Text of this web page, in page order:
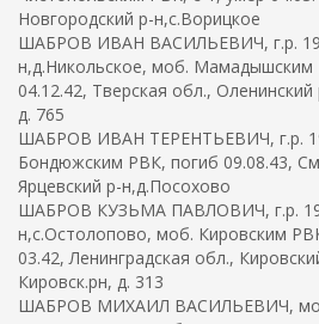
Новгородский р-н,с.Ворицкое
ШАБРОВ ИВАН ВАСИЛЬЕВИЧ, г.р.
н,д.Никольское, моб. Мамадышским
04.12.42, Тверская обл.,
д. 765
ШАБРОВ ИВАН ТЕРЕНТЬЕВИЧ, г.р.
Бондюжским РВК, погиб 09.08.43,
Ярцевский р-н,д.Посохово
ШАБРОВ КУЗЬМА ПАВЛОВИЧ, г.р.
н,с.Остолопово, моб. Кировским
03.42, Ленинградская обл.,
Кировск.рн, д. 313
ШАБРОВ МИХАИЛ ВАСИЛЬЕВИЧ,